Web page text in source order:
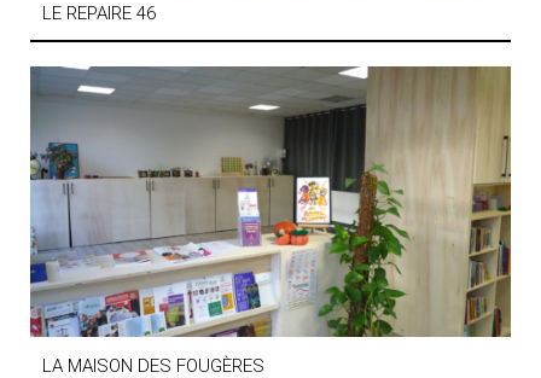
LE REPAIRE 46
LA MAISON DES FOUGÈRES